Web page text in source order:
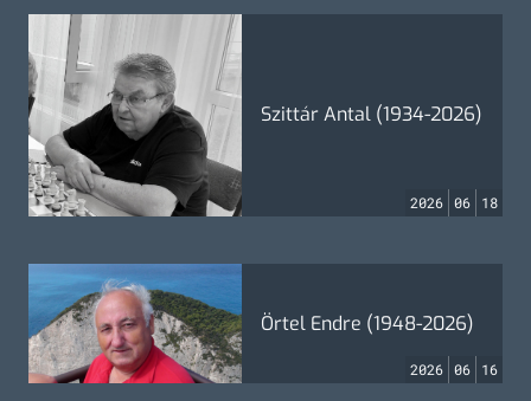
Szittár Antal (1934-2026)
2026 06 18
Örtel Endre (1948-2026)
2026 06 16